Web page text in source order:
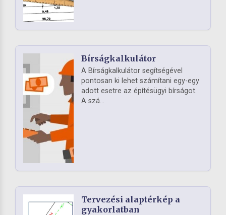
Bírságkalkulátor
A Bírságkalkulátor segítségével
pontosan ki lehet számítani egy-egy
adott esetre az építésügyi bírságot.
A szá...
Tervezési alaptérkép a
gyakorlatban